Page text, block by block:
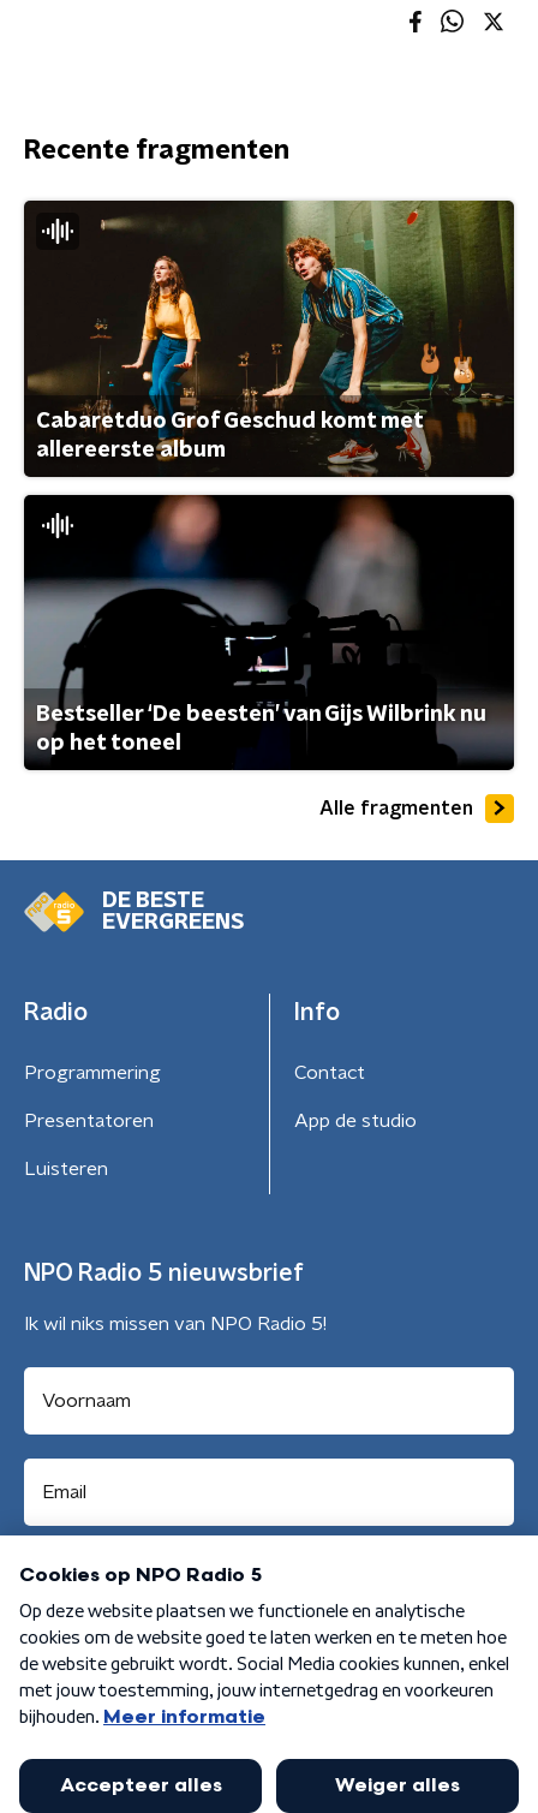
Recente fragmenten
Cabaretduo Grof Geschud komt met
allereerste album
Bestseller ‘De beesten’ van Gijs Wilbrink nu
op het toneel
Alle fragmenten
DE BESTE
EVERGREENS
Radio
Programmering
Presentatoren
Luisteren
Info
Contact
App de studio
NPO Radio 5 nieuwsbrief
Ik wil niks missen van NPO Radio 5!
Aanmelden
Algemene voorwaarden